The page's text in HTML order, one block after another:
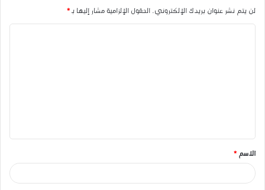
لن يتم نشر عنوان بريدك الإلكتروني. الحقول الإلزامية مشار إليها بـ*
ق
*
الاسم *